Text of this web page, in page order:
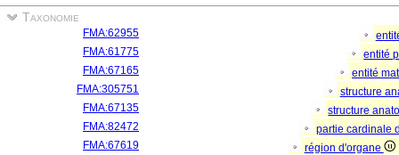
Taxonomie
FMA:62955
FMA:61775
entité
FMA:67165
entité
FMA:305751
structure
FMA:67135
structure
FMA:82472
partie cardinale
FMA:67619
région d'organe